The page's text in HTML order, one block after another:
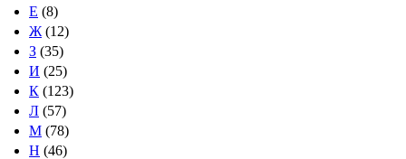
Е (8)
Ж (12)
З (35)
И (25)
К (123)
Л (57)
М (78)
Н (46)